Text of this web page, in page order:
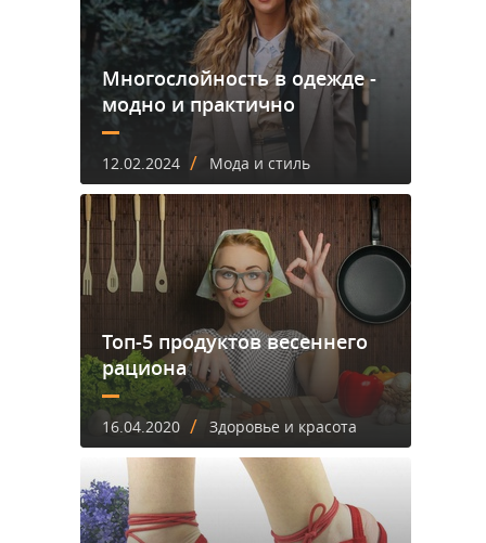
Многослойность в одежде -
модно и практично
12.02.2024 / Мода и стиль
Топ-5 продуктов весеннего
рациона
16.04.2020 / Здоровье и красота